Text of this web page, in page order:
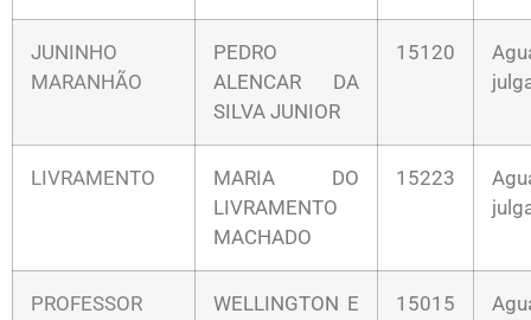
JUNINHO
MARANHÃO
PEDRO
ALENCAR DA
SILVA JUNIOR
15120
LIVRAMENTO
MARIA DO
LIVRAMENTO
MACHADO
15223
PROFESSOR
WELLINGTON E
15015